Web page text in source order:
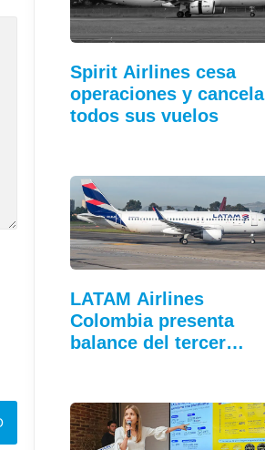
Spirit Airlines cesa
operaciones y cancela
todos sus vuelos
LATAM Airlines
Colombia presenta
balance del tercer…